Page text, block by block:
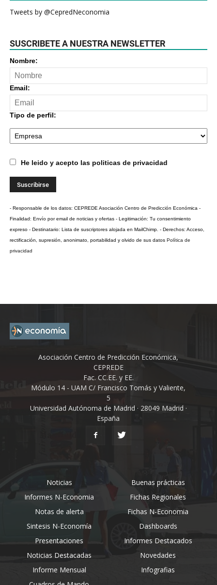
Tweets by @CepredNeconomia
SUSCRIBETE A NUESTRA NEWSLETTER
Nombre:
Email:
Tipo de perfil:
He leido y acepto las politicas de privacidad
- Responsable de los datos: CEPREDE Asociación Centro de Predicción Económica -
Finalidad: Envío por email de noticias y ofertas - Legitimación: Tu consentimiento
expreso - Destinatario: Lista de suscriptores alojada en MailChimp. - Derechos: Acceso,
rectificación, supresión, anonimato, portabilidad y olvido de sus datos Política de
privacidad
Asociación Centro de Predicción Económica,
CEPREDE
Fac. CC.EE. y EE.
Módulo 14 - UAM C/ Francisco Tomás y Valiente,
5
Universidad Autónoma de Madrid · 28049 Madrid ·
España
Noticias
Buenas prácticas
Informes N-Economia
Fichas Regionales
Notas de alerta
Fichas N-Economia
Sintesis N-Economía
Dashboards
Presentaciones
Informes Destacados
Noticias Destacadas
Novedades
Informe Mensual
Infografias